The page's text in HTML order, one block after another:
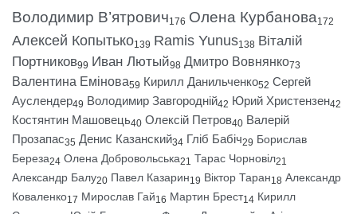
Володимир В’ятрович176 Олена Курбанова172
Алексей Копытько139 Ramis Yunus138 Віталій
Портников99 Иван Лютый98 Дмитро Вовнянко73
Валентина Емінова59 Кирилл Данильченко52 Сергей
Ауслендер49 Володимир Завгородній42 Юрий Христензен42
Костянтин Машовець40 Олексій Петров40 Валерій
Прозапас35 Денис Казанский34 Гліб Бабіч29 Борислав
Береза24 Олена Добровольська21 Тарас Чорновіл21
Александр Балу20 Павел Казарин19 Віктор Таран18 Александр
Коваленко17 Мирослав Гай16 Мартин Брест14 Кирилл